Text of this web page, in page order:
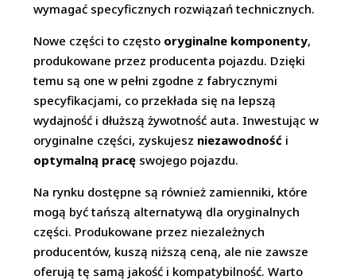
wymagać specyficznych rozwiązań technicznych.
Nowe części to często oryginalne komponenty,
produkowane przez producenta pojazdu. Dzięki
temu są one w pełni zgodne z fabrycznymi
specyfikacjami, co przekłada się na lepszą
wydajność i dłuższą żywotność auta. Inwestując w
oryginalne części, zyskujesz niezawodność i
optymalną pracę swojego pojazdu.
Na rynku dostępne są również zamienniki, które
mogą być tańszą alternatywą dla oryginalnych
części. Produkowane przez niezależnych
producentów, kuszą niższą ceną, ale nie zawsze
oferują tę samą jakość i kompatybilność. Warto